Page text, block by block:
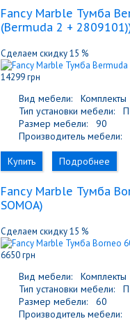
Fancy Marble Тумба
(Bermuda 2 + 2809101)
Сделаем скидку 15 %
14299 грн
Вид мебели:
Комплекты
Тип установки мебели:
Размер мебели:
90
Производитель мебели:
Купить
Подробнее
Fancy Marble Тумба
SOMOA)
Сделаем скидку 15 %
6650 грн
Вид мебели:
Комплекты
Тип установки мебели:
Размер мебели:
60
Производитель мебели: